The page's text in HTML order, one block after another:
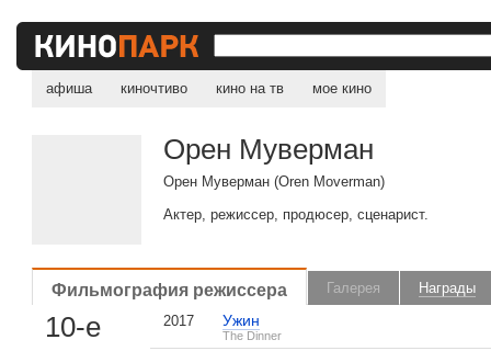
афиша киночтиво кино на тв мое кино
Орен Муверман
Орен Муверман (Oren Moverman)
Актер, режиссер, продюсер, сценарист.
Фильмография режиссера Галерея Награды
10-е 2017 Ужин
The Dinner